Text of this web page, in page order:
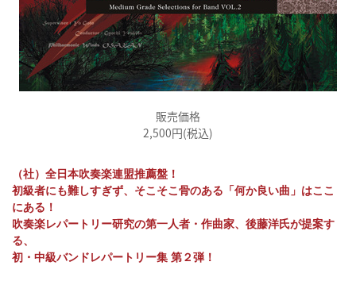
販売価格
2,500円(税込)
（社）全日本吹奏楽連盟推薦盤！
初級者にも難しすぎず、そこそこ骨のある「何か良い曲」はここ
にある！
吹奏楽レパートリー研究の第一人者・作曲家、後藤洋氏が提案す
る、
初・中級バンドレパートリー集 第２弾！